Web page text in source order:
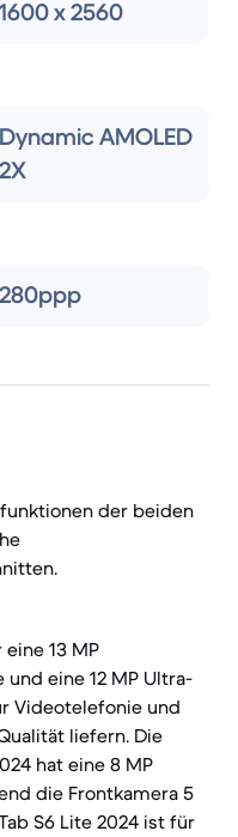
1600 x 2560
Dynamic AMOLED
2X
280ppp
der beiden
13 MP
eine 12 MP Ultra-
Videotelefonie und
liefern. Die
hat eine 8 MP
die Frontkamera 5
S6 Lite 2024 ist für